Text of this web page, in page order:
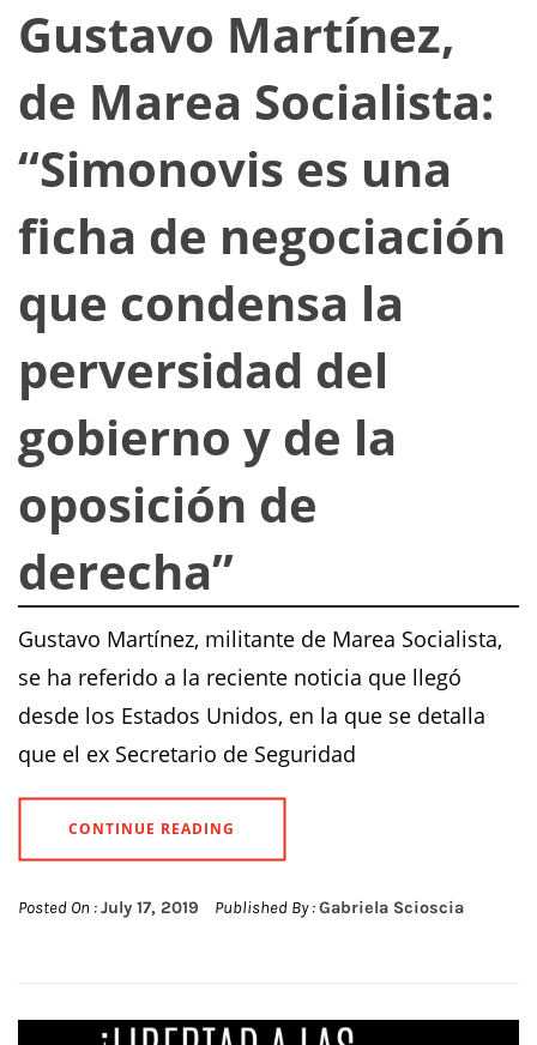
Gustavo Martínez,
de Marea Socialista:
“Simonovis es una
ficha de negociación
que condensa la
perversidad del
gobierno y de la
oposición de
derecha”
Gustavo Martínez, militante de Marea Socialista,
se ha referido a la reciente noticia que llegó
desde los Estados Unidos, en la que se detalla
que el ex Secretario de Seguridad
CONTINUE READING
Posted On :July 17, 2019 Published By :Gabriela Scioscia